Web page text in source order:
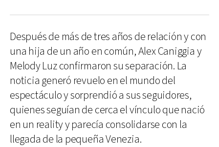
Después de más de tres años de relación y con
una hija de un año en común, Alex Caniggia y
Melody Luz confirmaron su separación. La
noticia generó revuelo en el mundo del
espectáculo y sorprendió a sus seguidores,
quienes seguían de cerca el vínculo que nació
en un reality y parecía consolidarse con la
llegada de la pequeña Venezia.